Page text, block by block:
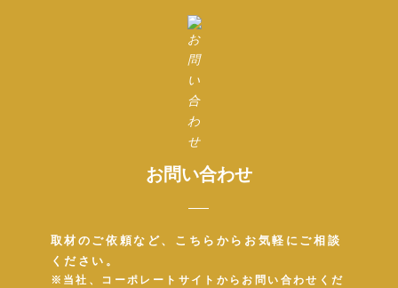
お問い合わせ
取材のご依頼など、こちらからお気軽にご相談
ください。
※当社、コーポレートサイトからお問い合わせくだ